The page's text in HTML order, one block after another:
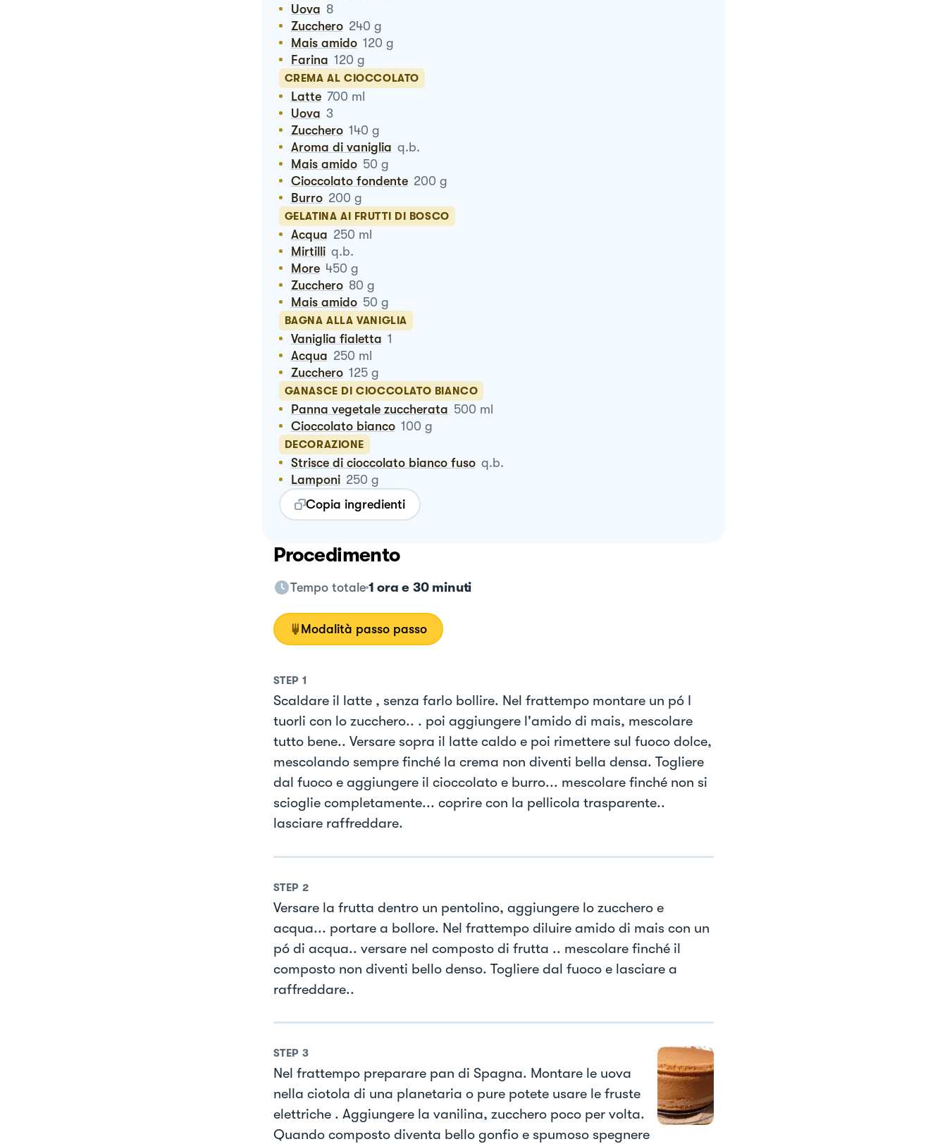
Uova 8
Zucchero 240 g
Mais amido 120 g
Farina 120 g
CREMA AL CIOCCOLATO
Latte 700 ml
Uova 3
Zucchero 140 g
Aroma di vaniglia q.b.
Mais amido 50 g
Cioccolato fondente 200 g
Burro 200 g
GELATINA AI FRUTTI DI BOSCO
Acqua 250 ml
Mirtilli q.b.
More 450 g
Zucchero 80 g
Mais amido 50 g
BAGNA ALLA VANIGLIA
Vaniglia fialetta 1
Acqua 250 ml
Zucchero 125 g
GANASCE DI CIOCCOLATO BIANCO
Panna vegetale zuccherata 500 ml
Cioccolato bianco 100 g
DECORAZIONE
Strisce di cioccolato bianco fuso q.b.
Lamponi 250 g
Copia ingredienti
Procedimento
Tempo totale 1 ora e 30 minuti
Modalità passo passo
STEP 1
Scaldare il latte , senza farlo bollire. Nel frattempo montare un pó I
tuorli con lo zucchero.. . poi aggiungere l'amido di mais, mescolare
tutto bene.. Versare sopra il latte caldo e poi rimettere sul fuoco dolce,
mescolando sempre finché la crema non diventi bella densa. Togliere
dal fuoco e aggiungere il cioccolato e burro... mescolare finché non si
scioglie completamente... coprire con la pellicola trasparente..
lasciare raffreddare.
STEP 2
Versare la frutta dentro un pentolino, aggiungere lo zucchero e
acqua... portare a bollore. Nel frattempo diluire amido di mais con un
pó di acqua.. versare nel composto di frutta .. mescolare finché il
composto non diventi bello denso. Togliere dal fuoco e lasciare a
raffreddare..
STEP 3
Nel frattempo preparare pan di Spagna. Montare le uova
nella ciotola di una planetaria o pure potete usare le fruste
elettriche . Aggiungere la vanilina, zucchero poco per volta.
Quando composto diventa bello gonfio e spumoso spegnere